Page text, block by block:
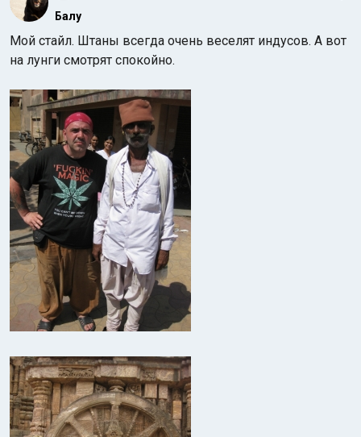
Балу
Мой стайл. Штаны всегда очень веселят индусов. А вот
на лунги смотрят спокойно.